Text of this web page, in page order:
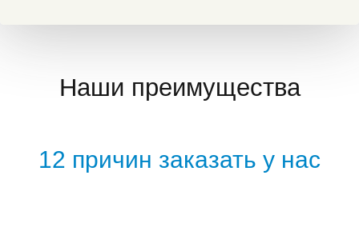
Наши преимущества
12 причин заказать у нас